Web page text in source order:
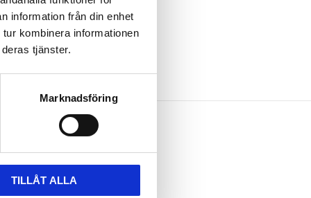
information från din enhet
kombinera informationen
tjänster.
Marknadsföring
TILLÅT ALLA